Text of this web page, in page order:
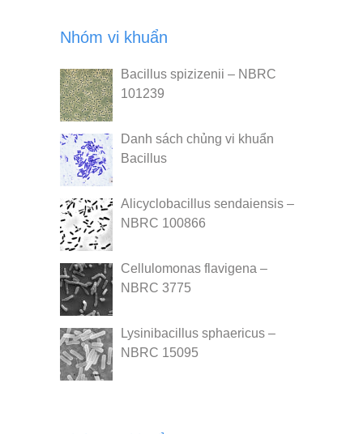
Nhóm vi khuẩn
Bacillus spizizenii – NBRC
101239
Danh sách chủng vi khuẩn
Bacillus
Alicyclobacillus sendaiensis –
NBRC 100866
Cellulomonas flavigena –
NBRC 3775
Lysinibacillus sphaericus –
NBRC 15095